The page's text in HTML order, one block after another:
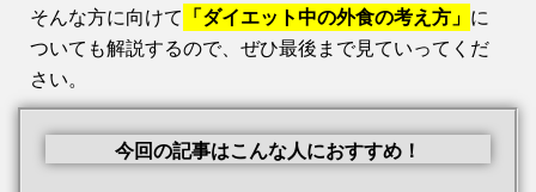
そんな方に向けて 「ダイエット中の外食の考え方」 に
ついても解説するので、ぜひ最後まで見ていってくだ
さい。
今回の記事はこんな人におすすめ！